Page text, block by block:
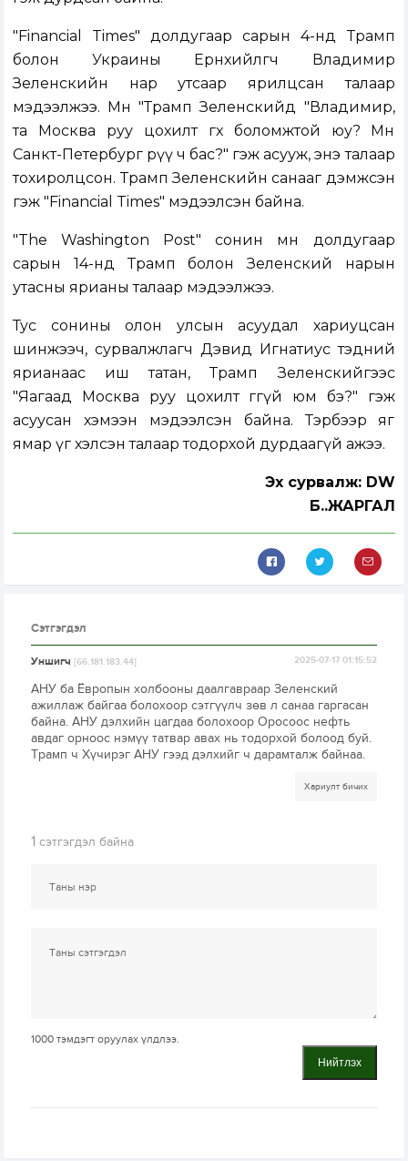
"Financial Times" долдугаар сарын 4-нд Трамп
болон Украины Ерөнхийлөгч Владимир
Зеленскийн нар утсаар ярилцсан талаар
мэдээлжээ. Мөн "Трамп Зеленскийд "Владимир,
та Москва руу цохилт өгөх боломжтой юу? Мөн
Санкт-Петербург рүү ч бас?" гэж асууж, энэ талаар
тохиролцсон. Трамп Зеленскийн санааг дэмжсэн
гэж "Financial Times" мэдээлсэн байна.
"The Washington Post" сонин мөн долдугаар
сарын 14-нд Трамп болон Зеленский нарын
утасны ярианы талаар мэдээлжээ.
Тус сонины олон улсын асуудал хариуцсан
шинжээч, сурвалжлагч Дэвид Игнатиус тэдний
ярианаас иш татан, Трамп Зеленскийгээс
"Яагаад Москва руу цохилт өгөөгүй юм бэ?" гэж
асуусан хэмээн мэдээлсэн байна. Тэрбээр яг
ямар үг хэлсэн талаар тодорхой дурдаагүй ажээ.
Эх сурвалж: DW
Б..ЖАРГАЛ
Сэтгэгдэл
Уншигч[66.181.183.44] 2025-07-17 01:15:52
АНУ ба Ёвропын холбооны даалгавраар Зеленский
ажиллаж байгаа болохоор сэтгүүлч зөв л санаа гаргасан
байна. АНУ дэлхийн цагдаа болохоор Оросоос нефть
авдаг орноос нэмүү татвар авах нь тодорхой болоод буй.
Трамп ч Хүчирэг АНУ гээд дэлхийг ч дарамталж байнаа.
Хариулт бичих
1 сэтгэгдэл байна
1000 тэмдэгт оруулах үлдлээ.
Нийтлэх